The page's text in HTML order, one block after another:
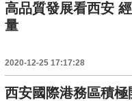
高品質發展看西安
量
2020-12-25 17:17:28
西安國際港務區積